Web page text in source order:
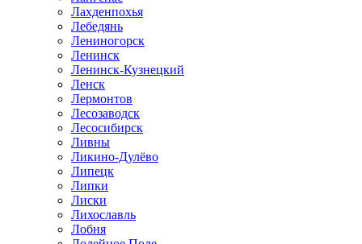
Лахденпохья
Лебедянь
Лениногорск
Ленинск
Ленинск-Кузнецкий
Ленск
Лермонтов
Лесозаводск
Лесосибирск
Ливны
Ликино-Дулёво
Липецк
Липки
Лиски
Лихославль
Лобня